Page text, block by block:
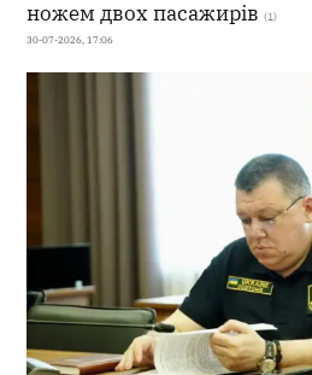
ножем двох пасажирів (1)
30-07-2026, 17:06